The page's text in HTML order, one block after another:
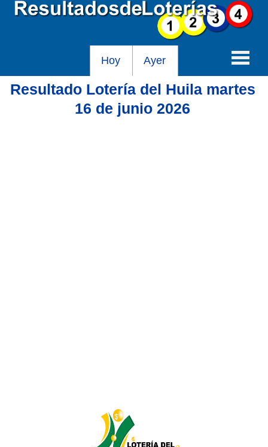
Hoy Ayer
Baloto
Lotería de Bogotá
Resultado Lotería del Huila martes
16 de junio 2026